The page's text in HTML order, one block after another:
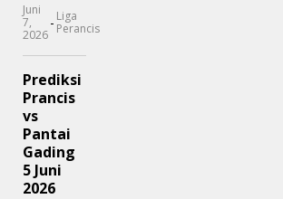
Juni
7,
2026
- Liga
Perancis
Prediksi
Prancis
vs
Pantai
Gading
5 Juni
2026